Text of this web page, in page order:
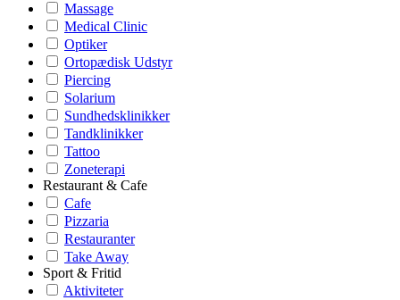
Massage
Medical Clinic
Optiker
Ortopædisk Udstyr
Piercing
Solarium
Sundhedsklinikker
Tandklinikker
Tattoo
Zoneterapi
Restaurant & Cafe
Cafe
Pizzaria
Restauranter
Take Away
Sport & Fritid
Aktiviteter